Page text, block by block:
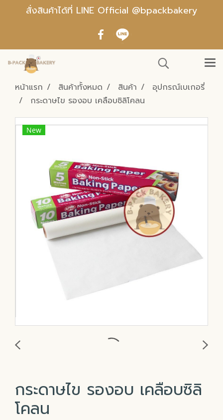
สั่งสินค้าได้ที่ LINE Official @bpackbakery
หน้าแรก สินค้าทั้งหมด สินค้า
อุปกรณ์เบเกอรี่
กระดาษไข รองอบ เคลือบซิลิโคลน
New
กระดาษไข รองอบ เคลือบซิลิ
โคลน